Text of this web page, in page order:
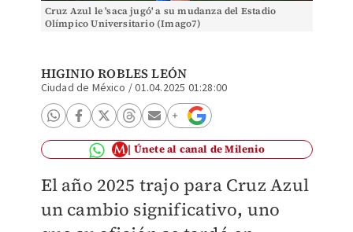
Cruz Azul le 'saca jugó' a su mudanza del Estadio
Olímpico Universitario (Imago7)
HIGINIO ROBLES LEÓN
Ciudad de México /01.04.2025 01:28:00
Únete al canal de Milenio
El año 2025 trajo para Cruz Azul
un cambio significativo, uno